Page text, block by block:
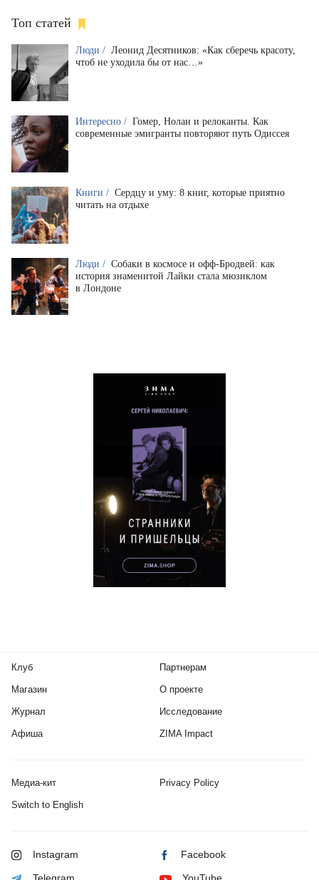
Топ статей
Люди / Леонид Десятников: «Как сберечь красоту,
чтоб не уходила бы от нас…»
Интересно / Гомер, Нолан и релоканты. Как
современные эмигранты повторяют путь Одиссея
Книги / Сердцу и уму: 8 книг, которые приятно
читать на отдыхе
Люди / Собаки в космосе и офф-Бродвей: как
история знаменитой Лайки стала мюзиклом
в Лондоне
Клуб
Магазин
Журнал
Афиша
Партнерам
О проекте
Исследование
ZIMA Impact
Медиа-кит Privacy Policy
Switch to English
Instagram Facebook